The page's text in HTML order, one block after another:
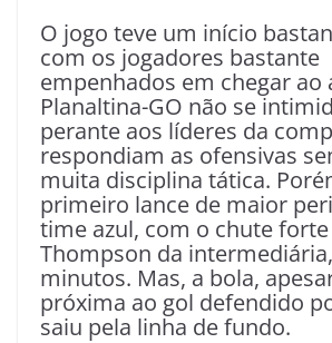
O jogo teve um início
com os jogadores bastante
empenhados em chegar ao
Planaltina-GO não se
perante aos líderes da
respondiam as ofensivas
muita disciplina tática.
primeiro lance de maior
time azul, com o chute
Thompson da
minutos. Mas, a bola,
próxima ao gol defendido
saiu pela linha de fundo.